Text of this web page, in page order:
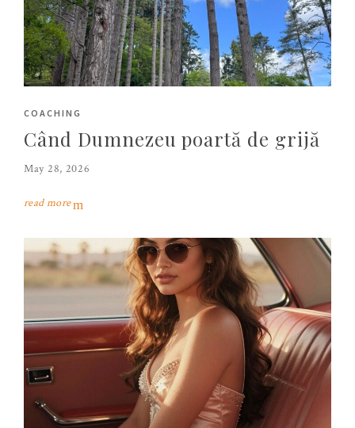
COACHING
Când Dumnezeu poartă de grijă
May 28, 2026
read more